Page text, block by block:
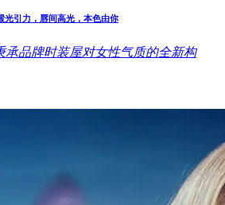
光引力，唇间高光，本色由你
承品牌时装屋对女性气质的全新构